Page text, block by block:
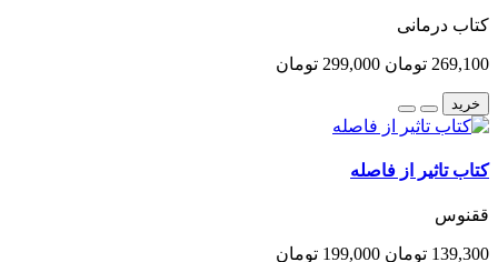
کتاب درمانی
269,100 تومان 299,000 تومان
خرید
کتاب تاثیر از فاصله
ققنوس
139,300 تومان 199,000 تومان